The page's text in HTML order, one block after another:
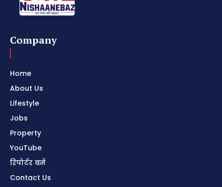
Company
Home
About Us
Lifestyle
Jobs
Property
YouTube
रिपोर्टर बनें
Contact Us